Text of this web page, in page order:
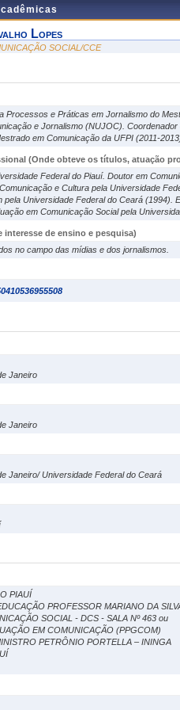
Lopes
SOCIAL/CCE
Processos e Práticas em Jornalismo do
e Jornalismo (NUJOC).
em Comunicação da UFPI (2011-
(Onde obteve os títulos, atuação
Federal do Piauí. Doutor em
e Cultura pela Universidade
pela Universidade Federal do Ceará (1994).
em Comunicação Social pela
interesse de ensino e pesquisa)
no campo das mídias e dos jornalismos.
Janeiro
Janeiro
Janeiro/ Universidade Federal do Ceará
PIAUÍ
PROFESSOR MARIANO DA
SOCIAL - DCS - SALA Nº 463 ou
EM COMUNICAÇÃO (PPGCOM)
PETRÔNIO PORTELLA – ININGA